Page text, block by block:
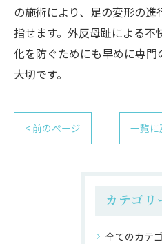
の施術により、足の変形の
指せます。外反母趾による
化を防ぐためにも早めに専
大切です。
< 前のページ 一覧に
カテゴリ
全てのカテ